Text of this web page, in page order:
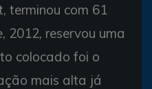
terminou com 61
2012, reservou uma
colocado foi o
mais alta já